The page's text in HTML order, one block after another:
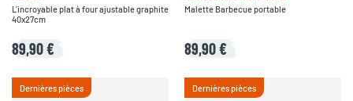
L'incroyable plat à four ajustable graphite
40x27cm
89,90 €
Malette Barbecue portable
89,90 €
Dernières pièces Dernières pièces